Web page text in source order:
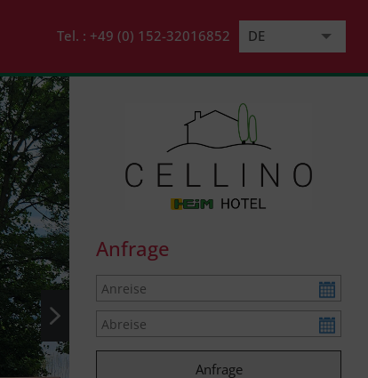
Tel. : +49 (0) 152-32016852
DE
EN
Anfrage